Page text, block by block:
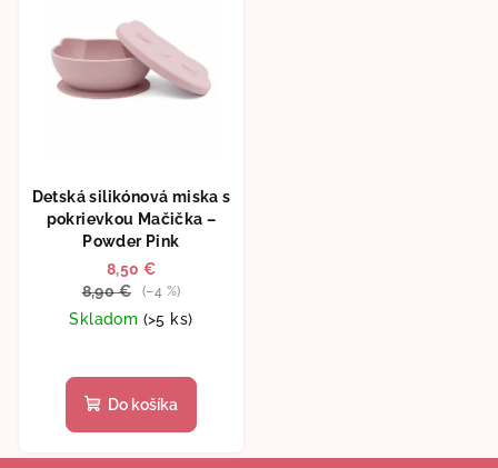
Detská silikónová miska s
pokrievkou Mačička –
Powder Pink
8,50 €
8,90 €
(–4 %)
Skladom (>5 ks)
hodnotenie
produktu
Do košíka